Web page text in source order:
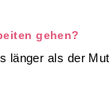
gehen?
länger als der